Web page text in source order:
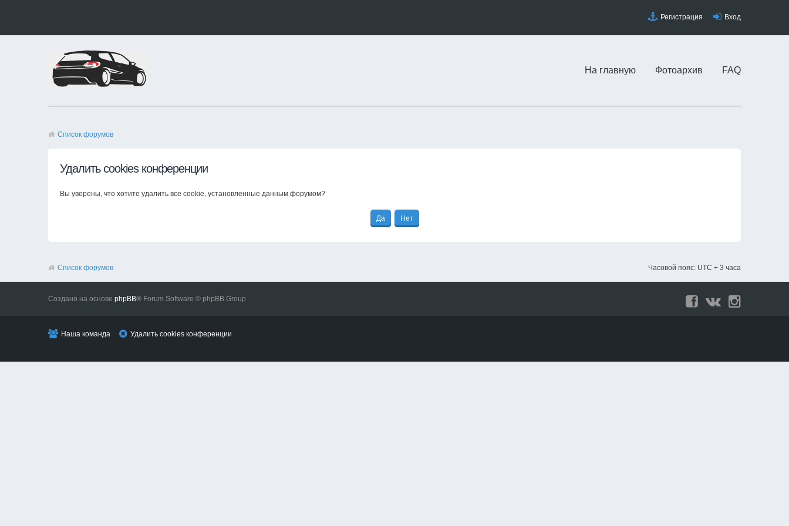
Регистрация Вход
На главную Фотоархив FAQ
Список форумов
Удалить cookies конференции
Вы уверены, что хотите удалить все cookie, установленные данным форумом?
Список форумов Часовой пояс: UTC + 3 часа
Создано на основе phpBB® Forum Software © phpBB Group
Наша команда Удалить cookies конференции